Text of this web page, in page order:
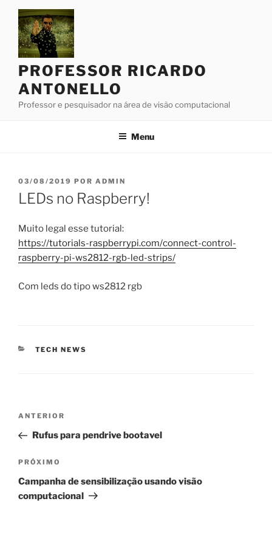
Pular
conteúdo
PROFESSOR RICARDO
ANTONELLO
Professor e pesquisador na área de visão computacional
Menu
PUBLICADO
EM
03/08/2019 POR ADMIN
LEDs no Raspberry!
Muito legal esse tutorial:
https://tutorials-raspberrypi.com/connect-control-
raspberry-pi-ws2812-rgb-led-strips/
Com leds do tipo ws2812 rgb
CATEGORIAS
TECH NEWS
Navegação
Post
Post
anterior
ANTERIOR
Rufus para pendrive bootavel
Próximo
post
PRÓXIMO
Campanha de sensibilização usando visão
computacional